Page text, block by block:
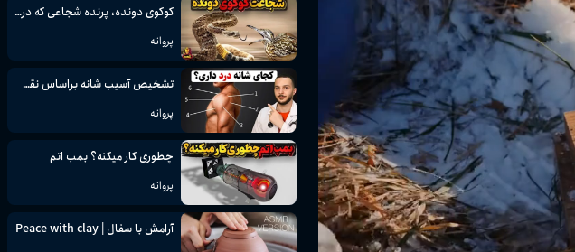
کوکوی دونده، پرنده شجاعی که در موقع خطر قهرمان دو میشود
پروانه
تشخیص آسیب شانه براساس نقطه درد، مثل پزشک + راه درمان
پروانه
چطوری کار میکنه؟ بمب اتم
پروانه
آرامش با سفال | Peace with clay